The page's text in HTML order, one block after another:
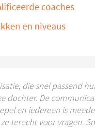
coaches
en niveaus
die snel passend
dochter. De
en iedereen is
terecht voor vragen.